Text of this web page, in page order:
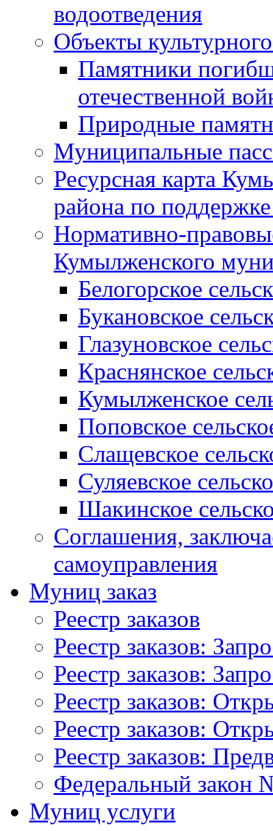
водоотведения
Объекты
Памятники
отечественной
Природные
Муниципальные
Ресурсная карта
района по
Нормативно-
Кумылженского
Белогорское
Букановское
Глазуновское
Краснянское
Кумылженское
Поповское
Слащевское
Суляевское
Шакинское
Соглашения,
самоуправления
Муниц заказ
Реестр заказов
Реестр заказов:
Реестр заказов:
Реестр заказов:
Реестр заказов:
Реестр заказов:
Федеральный закон
Муниц услуги